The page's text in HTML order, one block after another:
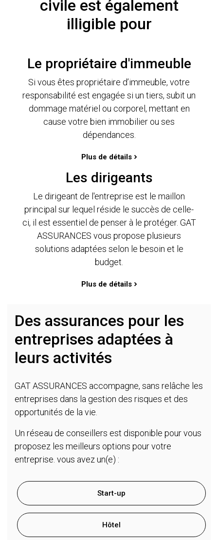
civile est également
illigible pour
Le propriétaire d'immeuble
Si vous êtes propriétaire d’immeuble, votre
responsabilité est engagée si un tiers, subit un
dommage matériel ou corporel, mettant en
cause votre bien immobilier ou ses
dépendances.
Plus de détails
Les dirigeants
Le dirigeant de l'entreprise est le maillon
principal sur lequel réside le succès de celle-
ci, il est essentiel de penser à le protéger. GAT
ASSURANCES vous propose plusieurs
solutions adaptées selon le besoin et le
budget.
Plus de détails
Des assurances pour les
entreprises adaptées à
leurs activités
GAT ASSURANCES accompagne, sans relâche les
entreprises dans la gestion des risques et des
opportunités de la vie.
Un réseau de conseillers est disponible pour vous
proposez les meilleurs options pour votre
entreprise. vous avez un(e) :
Start-up
Hôtel